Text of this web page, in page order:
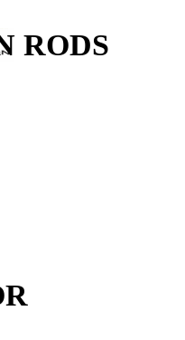
RODS